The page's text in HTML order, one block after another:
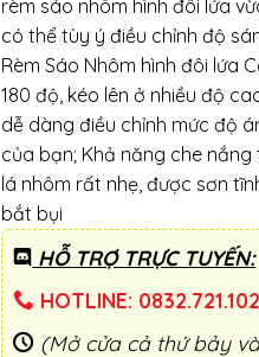
rèm sáo nhôm hình đôi lứa
có thể tùy ý điều chỉnh độ
Rèm Sáo Nhôm hình đôi lứa
180 độ, kéo lên ở nhiều độ
dễ dàng điều chỉnh mức độ
của bạn; Khả năng che nắng
lá nhôm rất nhẹ, được sơn
bắt bụi
HỖ TRỢ TRỰC TUYẾN:
HOTLINE: 0832.721.102
(Mở cửa cả thứ bảy